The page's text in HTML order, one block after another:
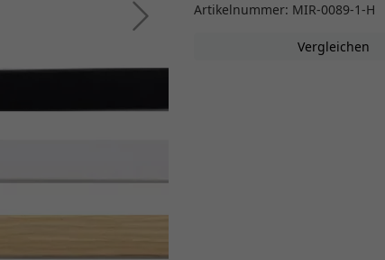
Weiter Artikelnummer: MIR-0089-1-H
Vergleichen